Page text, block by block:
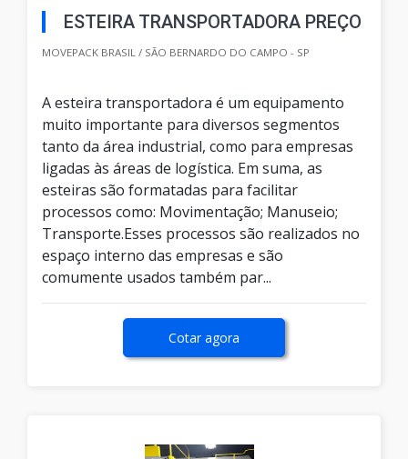
ESTEIRA TRANSPORTADORA PREÇO
MOVEPACK BRASIL / SÃO BERNARDO DO CAMPO - SP
A esteira transportadora é um equipamento
muito importante para diversos segmentos
tanto da área industrial, como para empresas
ligadas às áreas de logística. Em suma, as
esteiras são formatadas para facilitar
processos como: Movimentação; Manuseio;
Transporte.Esses processos são realizados no
espaço interno das empresas e são
comumente usados também par...
Cotar agora